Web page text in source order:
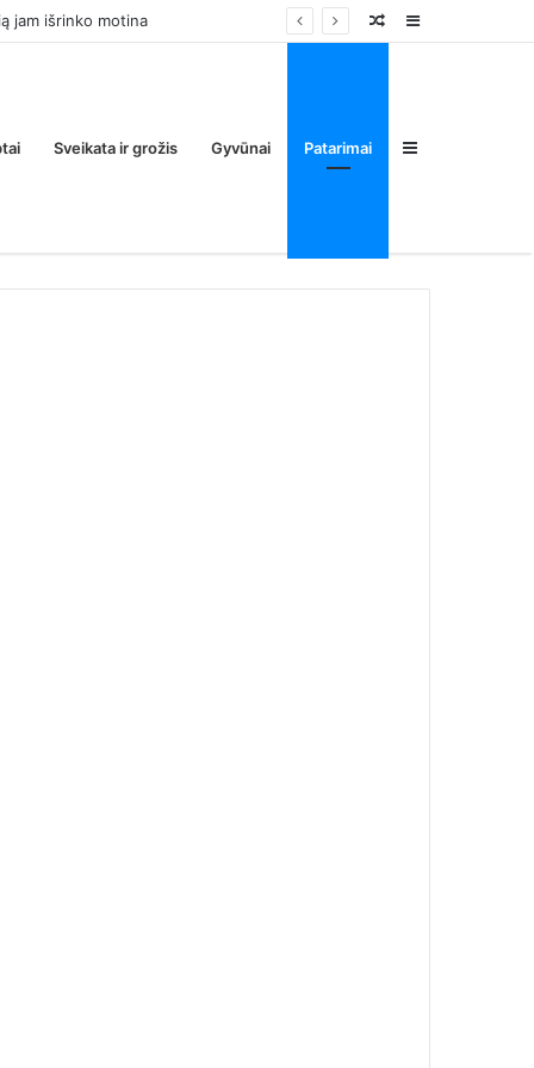
Sidebar
Random
Sveikata ir grožis Gyvūnai Patarimai Sidebar